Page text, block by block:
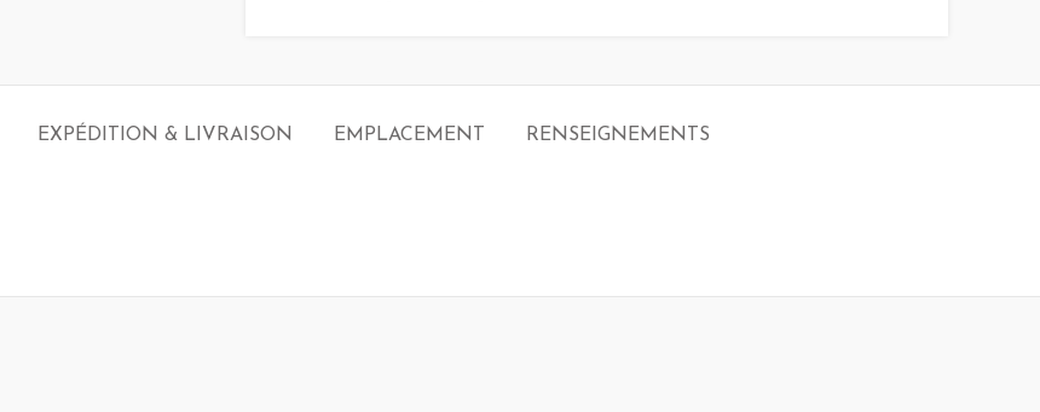
EXPÉDITION & LIVRAISON EMPLACEMENT RENSEIGNEMENTS